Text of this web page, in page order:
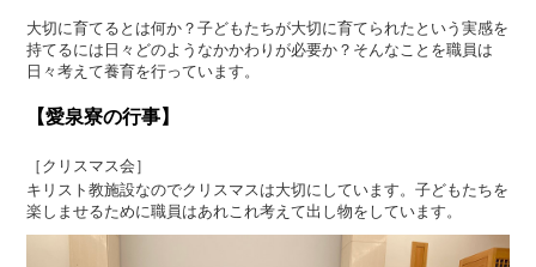
大切に育てるとは何か？子どもたちが大切に育てられたという実感を
持てるには日々どのようなかかわりが必要か？そんなことを職員は
日々考えて養育を行っています。
【愛泉寮の行事】
［クリスマス会］
キリスト教施設なのでクリスマスは大切にしています。子どもたちを
楽しませるために職員はあれこれ考えて出し物をしています。